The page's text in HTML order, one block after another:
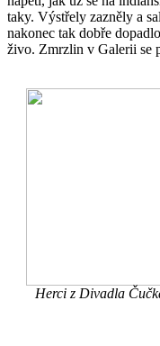
taky. Výstřely zazněly a
nakonec tak dobře
živo. Zmrzlin v Galerii se
Herci z Divadla